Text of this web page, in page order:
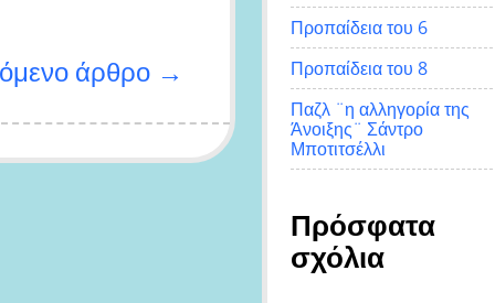
άρθρο →
Προπαίδεια του 6
Προπαίδεια του 8
Παζλ ¨η αλληγορία της
Άνοιξης¨ Σάντρο
Μποτιτσέλλι
Πρόσφατα
σχόλια